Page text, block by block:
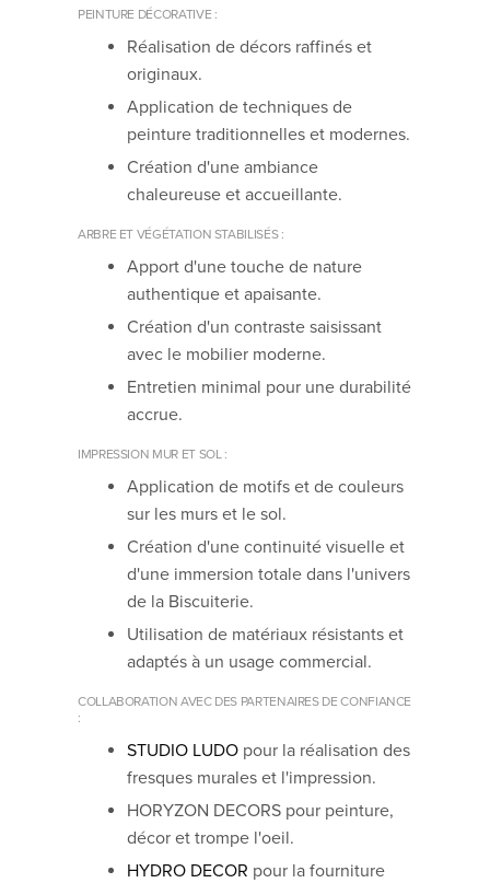
PEINTURE DÉCORATIVE :
Réalisation de décors raffinés et
originaux.
Application de techniques de
peinture traditionnelles et modernes.
Création d'une ambiance
chaleureuse et accueillante.
ARBRE ET VÉGÉTATION STABILISÉS :
Apport d'une touche de nature
authentique et apaisante.
Création d'un contraste saisissant
avec le mobilier moderne.
Entretien minimal pour une durabilité
accrue.
IMPRESSION MUR ET SOL :
Application de motifs et de couleurs
sur les murs et le sol.
Création d'une continuité visuelle et
d'une immersion totale dans l'univers
de la Biscuiterie.
Utilisation de matériaux résistants et
adaptés à un usage commercial.
COLLABORATION AVEC DES PARTENAIRES DE CONFIANCE
:
STUDIO LUDO pour la réalisation des
fresques murales et l'impression.
HORYZON DECORS pour peinture,
décor et trompe l'oeil.
HYDRO DECOR pour la fourniture